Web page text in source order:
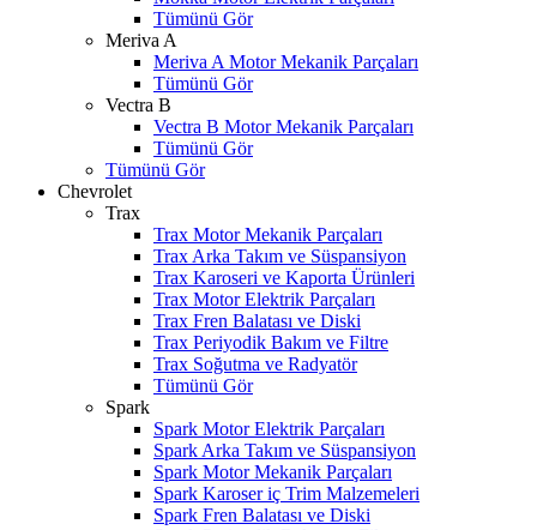
Tümünü Gör
Meriva A
Meriva A Motor Mekanik Parçaları
Tümünü Gör
Vectra B
Vectra B Motor Mekanik Parçaları
Tümünü Gör
Tümünü Gör
Chevrolet
Trax
Trax Motor Mekanik Parçaları
Trax Arka Takım ve Süspansiyon
Trax Karoseri ve Kaporta Ürünleri
Trax Motor Elektrik Parçaları
Trax Fren Balatası ve Diski
Trax Periyodik Bakım ve Filtre
Trax Soğutma ve Radyatör
Tümünü Gör
Spark
Spark Motor Elektrik Parçaları
Spark Arka Takım ve Süspansiyon
Spark Motor Mekanik Parçaları
Spark Karoser iç Trim Malzemeleri
Spark Fren Balatası ve Diski